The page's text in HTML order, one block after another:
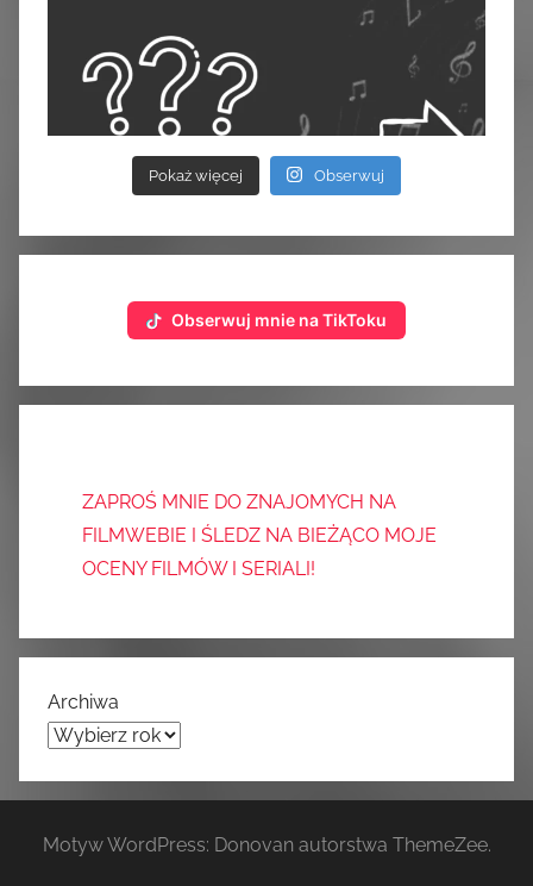
Pokaż więcej Obserwuj
Obserwuj mnie na TikToku
ZAPROŚ MNIE DO ZNAJOMYCH NA
FILMWEBIE I ŚLEDZ NA BIEŻĄCO MOJE
OCENY FILMÓW I SERIALI!
Archiwa
Motyw WordPress: Donovan autorstwa ThemeZee.